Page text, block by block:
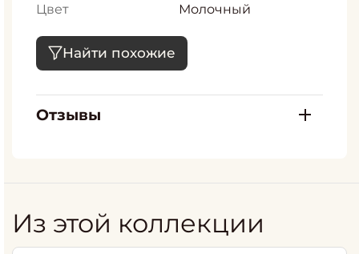
Цвет
Молочный
Найти похожие
Отзывы
Из этой коллекции